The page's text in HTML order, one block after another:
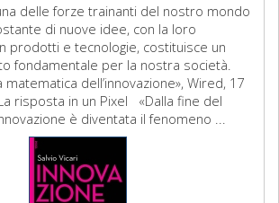
delle forze trainanti del nostro mondo
di nuove idee, con la loro
prodotti e tecnologie, costituisce un
fondamentale per la nostra società.
matematica dell’innovazione», Wired, 17
risposta in un Pixel «Dalla fine del
è diventata il fenomeno ...